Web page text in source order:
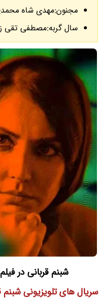
مجنون:مهدی شاه
سال گربه:مصطفی تقی زاده،
شبنم قربانی در
سریال های تلویزیونی شبنم